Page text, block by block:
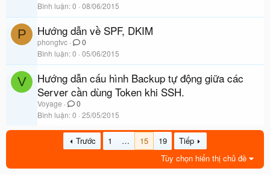
Bình luận 0 08/06/2015
P Hướng dẫn về SPF, DKIM
phongtvc
0
Bình luận 0 05/06/2015
V
Hướng dẫn cấu hình Backup tự động giữa các
Server cần dùng Token khi SSH.
Voyage
0
Bình luận 0 25/05/2015
Trước 1 … 15 19
Tiếp
Tùy chọn hiển thị chủ đề